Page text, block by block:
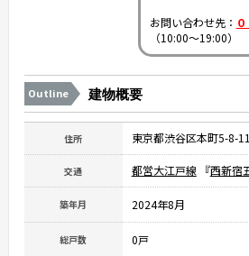
お問い合わせ先：
（10:00～19:00）
Outline 建物概要
住所 東京都渋谷区本町5-8-11
交通 都営大江戸線 『西新宿
築年月 2024年8月
総戸数 0戸